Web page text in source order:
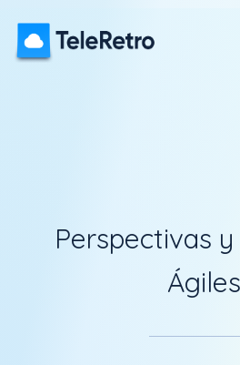
Perspectivas
Ágiles